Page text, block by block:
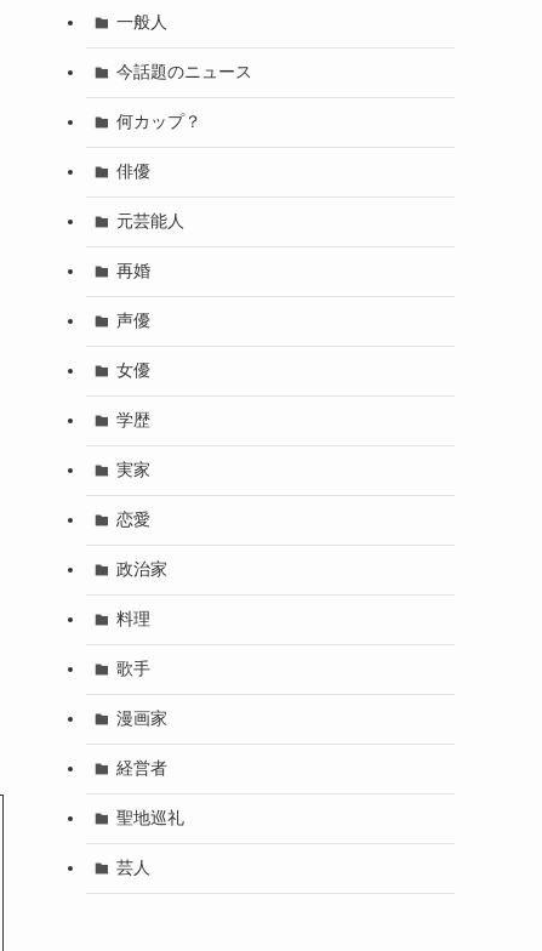
一般人
今話題のニュース
何カップ？
俳優
元芸能人
再婚
声優
女優
学歴
実家
恋愛
政治家
料理
歌手
漫画家
経営者
聖地巡礼
芸人